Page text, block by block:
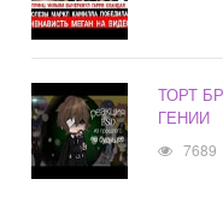
ТОРТ
ГЕНИИ
7689